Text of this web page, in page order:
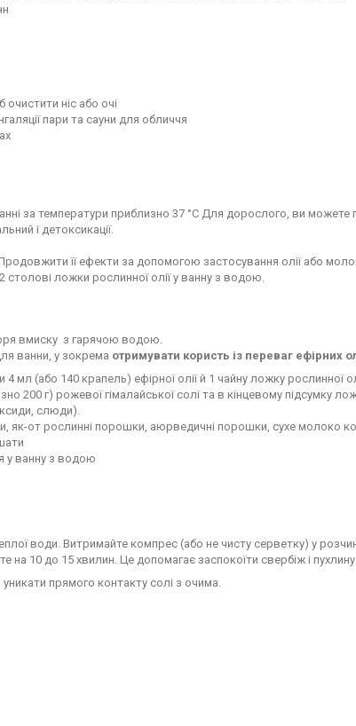
очистити ніс або очі
пари та сауни для обличчя
за температури приблизно 37 °C Для дорослого, ви можете
і детоксикації.
її ефекти за допомогою застосування олії або
ложки рослинної олії у ванну з водою.
вмиску з гарячою водою.
ванни, у зокрема отримувати користь із переваг ефірних
4 мл (або 140 крапель) ефірної олії й 1 чайну ложку рослинної
200 г) рожевої гімалайської солі та в кінцевому підсумку
слюди).
як-от рослинні порошки, аюрведичні порошки, сухе молоко
у ванну з водою
води. Витримайте компрес (або не чисту серветку) у
на 10 до 15 хвилин. Це допомагає заспокоїти свербіж і
уникати прямого контакту солі з очима.